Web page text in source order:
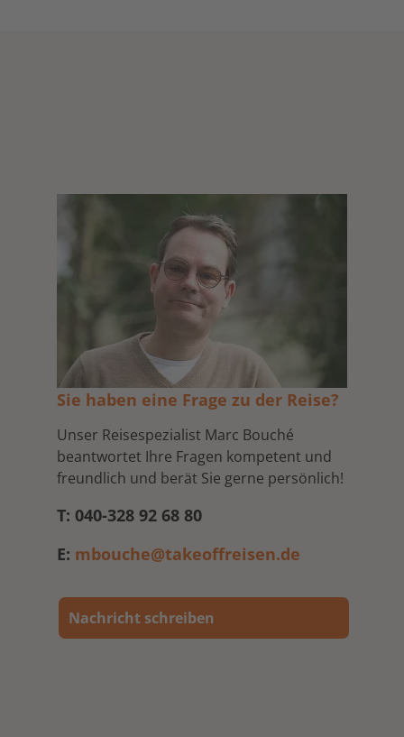
Sie haben eine Frage zu der Reise?
Unser Reisespezialist Marc Bouché
beantwortet Ihre Fragen kompetent und
freundlich und berät Sie gerne persönlich!
T: 040-328 92 68 80
E: mbouche@takeoffreisen.de
Nachricht schreiben